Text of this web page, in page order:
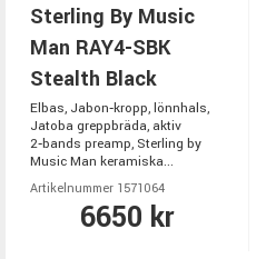
Sterling By Music
Man RAY4-SBK
Stealth Black
Elbas, Jabon‑kropp, lönnhals,
Jatoba greppbräda, aktiv
2‑bands preamp, Sterling by
Music Man keramiska...
Artikelnummer 1571064
6650 kr